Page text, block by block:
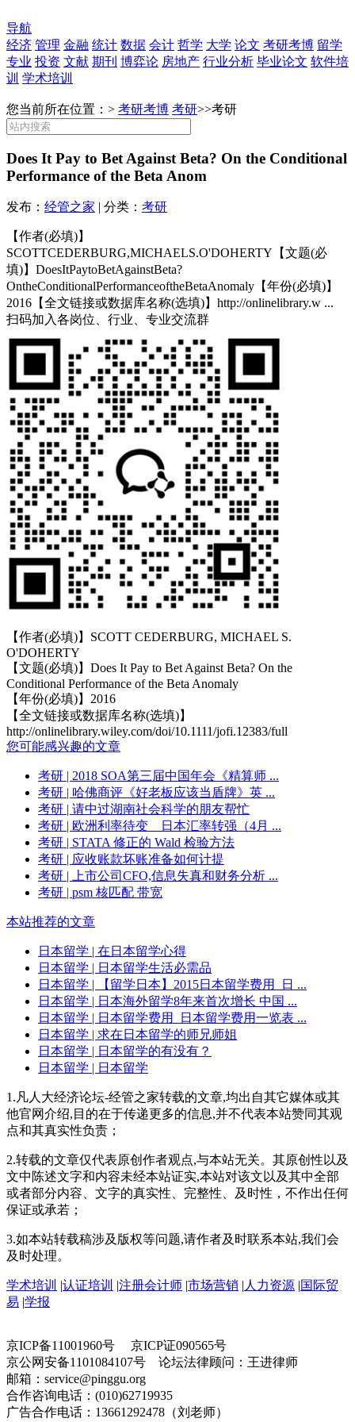
导航
经济 管理 金融 统计 数据 会计 哲学 大学 论文 考研考博 留学
专业 投资 文献 期刊 博弈论 房地产 行业分析 毕业论文 软件培
训 学术培训
您当前所在位置：> 考研考博 考研>>考研
Does It Pay to Bet Against Beta? On the Conditional
Performance of the Beta Anom
发布： 经管之家 | 分类： 考研
【作者(必填)】
SCOTTCEDERBURG,MICHAELS.O'DOHERTY【文题(必
填)】DoesItPaytoBetAgainstBeta?
OntheConditionalPerformanceoftheBetaAnomaly【年份(必填)】
2016【全文链接或数据库名称(选填)】http://onlinelibrary.w ...
扫码加入各岗位、行业、专业交流群
【作者(必填)】SCOTT CEDERBURG, MICHAEL S.
O'DOHERTY
【文题(必填)】Does It Pay to Bet Against Beta? On the
Conditional Performance of the Beta Anomaly
【年份(必填)】2016
【全文链接或数据库名称(选填)】
http://onlinelibrary.wiley.com/doi/10.1111/jofi.12383/full
您可能感兴趣的文章
考研 | 2018 SOA第三届中国年会《精算师 ...
考研 | 哈佛商评《好老板应该当盾牌》英 ...
考研 | 请中过湖南社会科学的朋友帮忙
考研 | 欧洲利率待变 日本汇率转强（4月 ...
考研 | STATA 修正的 Wald 检验方法
考研 | 应收账款坏账准备如何计提
考研 | 上市公司CFO,信息失真和财务分析 ...
考研 | psm 核匹配 带宽
本站推荐的文章
日本留学 | 在日本留学心得
日本留学 | 日本留学生活必需品
日本留学 | 【留学日本】2015日本留学费用_日 ...
日本留学 | 日本海外留学8年来首次增长 中国 ...
日本留学 | 日本留学费用_日本留学费用一览表 ...
日本留学 | 求在日本留学的师兄师姐
日本留学 | 日本留学的有没有？
日本留学 | 日本留学
1.凡人大经济论坛-经管之家转载的文章,均出自其它媒体或其
他官网介绍,目的在于传递更多的信息,并不代表本站赞同其观
点和其真实性负责；
2.转载的文章仅代表原创作者观点,与本站无关。其原创性以及
文中陈述文字和内容未经本站证实,本站对该文以及其中全部
或者部分内容、文字的真实性、完整性、及时性，不作出任何
保证或承若；
3.如本站转载稿涉及版权等问题,请作者及时联系本站,我们会
及时处理。
学术培训 |认证培训 |注册会计师 |市场营销 | 人力资源 |国际贸
易 |学报
京ICP备11001960号 京ICP证090565号
京公网安备1101084107号 论坛法律顾问：王进律师
邮箱：service@pinggu.org
合作咨询电话：(010)62719935
广告合作电话：13661292478（刘老师）